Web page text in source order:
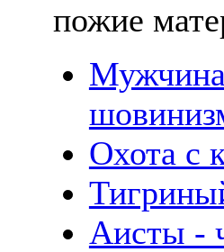
пожие
Мужчина
Охота с
Аисты -